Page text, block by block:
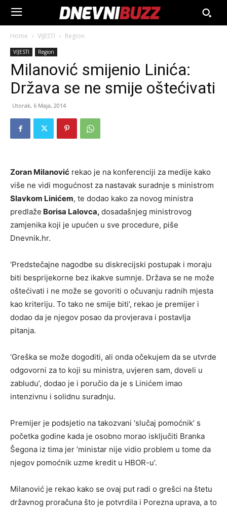
Home VIJESTI Region
VIJESTI Region
Milanović smijenio Linića:
Država se ne smije oštećivati
Utorak, 6 Maja, 2014
Zoran Milanović rekao je na konferenciji za medije kako
više ne vidi mogućnost za nastavak suradnje s ministrom
Slavkom Linićem, te dodao kako za novog ministra
predlaže Borisa Lalovca, dosadašnjeg ministrovog
zamjenika koji je upućen u sve procedure, piše
Dnevnik.hr.
‘Predstečajne nagodbe su diskrecijski postupak i moraju
biti besprijekorne bez ikakve sumnje. Država se ne može
oštećivati i ne može se govoriti o očuvanju radnih mjesta
kao kriteriju. To tako ne smije biti’, rekao je premijer i
dodao da je njegov posao da provjerava i postavlja
pitanja.
‘Greška se može dogoditi, ali onda očekujem da se utvrde
odgovorni za to koji su ministra, uvjeren sam, doveli u
zabludu’, dodao je i poručio da je s Linićem imao
intenzivnu i solidnu suradnju.
Premijer je podsjetio na takozvani ‘slučaj pomoćnik’ s
početka godine kada je osobno morao isključiti Branka
Šegona iz tima jer ‘ministar nije vidio problem u tome da
njegov pomoćnik uzme kredit u HBOR-u’.
Milanović je rekao kako se ovaj put radi o grešci na štetu
državnog proračuna što je potvrdila i Porezna uprava, a to